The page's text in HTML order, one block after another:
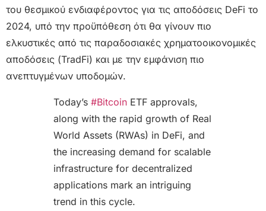
του θεσμικού ενδιαφέροντος για τις αποδόσεις DeFi το
2024, υπό την προϋπόθεση ότι θα γίνουν πιο
ελκυστικές από τις παραδοσιακές χρηματοοικονομικές
αποδόσεις (TradFi) και με την εμφάνιση πιο
ανεπτυγμένων υποδομών.
Today’s #Bitcoin ETF approvals,
along with the rapid growth of Real
World Assets (RWAs) in DeFi, and
the increasing demand for scalable
infrastructure for decentralized
applications mark an intriguing
trend in this cycle.